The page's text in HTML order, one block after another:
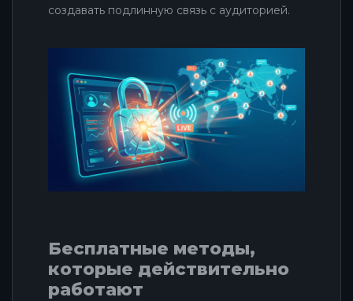
создавать подлинную связь с аудиторией.
Бесплатные методы,
которые действительно
работают